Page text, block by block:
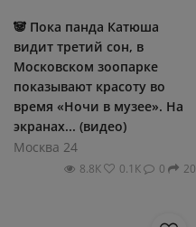
🐼 Пока панда Катюша
видит третий сон, в
Московском зоопарке
показывают красоту во
время «Ночи в музее». На
экранах... (видео)
Москва 24
8.8К 0.1К 0 20